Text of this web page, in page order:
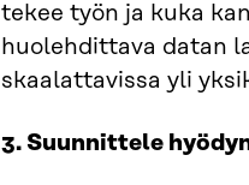
tekee työn ja kuka
huolehdittava datan
skaalattavissa yli
3. Suunnittele